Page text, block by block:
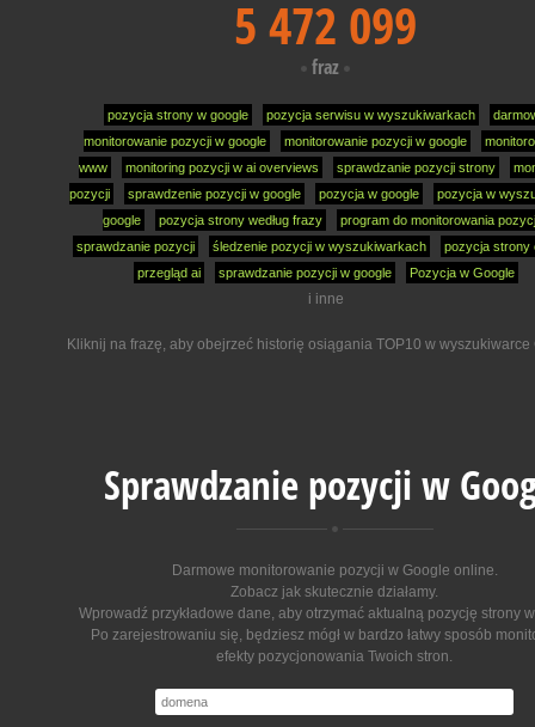
5 472 099
fraz
pozycja strony w google pozycja serwisu w wyszukiwarkach
monitorowanie pozycji w google
monitorowanie pozycji w google
www
monitoring pozycji w ai overviews sprawdzanie pozycji strony
pozycji
sprawdzenie pozycji w google pozycja w google
pozycja w
google
pozycja strony według frazy
program do monitorowania
sprawdzanie pozycji
śledzenie pozycji w wyszukiwarkach
pozycja strony
przegląd ai
sprawdzanie pozycji w google Pozycja w Google
i inne
Kliknij na frazę, aby obejrzeć historię osiągania TOP10 w wyszukiwarce
Sprawdzanie pozycji w
Darmowe monitorowanie pozycji w Google online.
Zobacz jak skutecznie działamy.
Wprowadź przykładowe dane, aby otrzymać aktualną pozycję strony
Po zarejestrowaniu się, będziesz mógł w bardzo łatwy sposób
efekty pozycjonowania Twoich stron.